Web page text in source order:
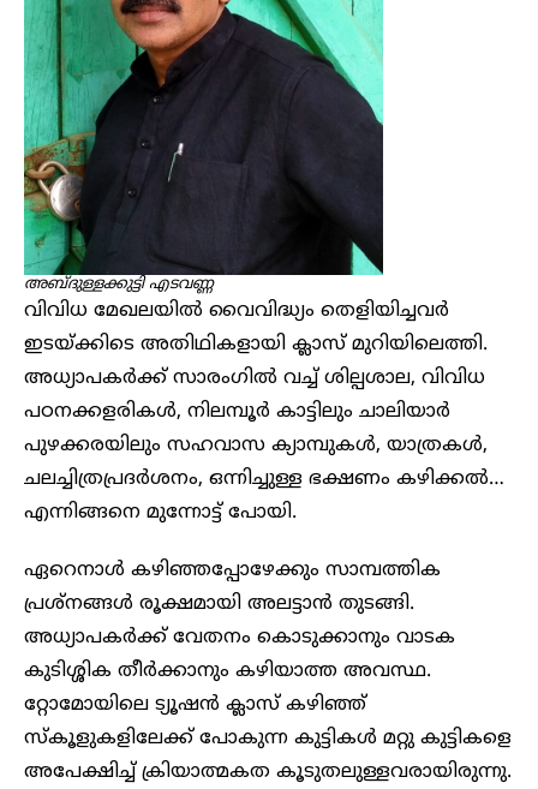
അബ്ദുള്ളക്കുട്ടി എടവണ്ണ
വിവിധ മേഖലയിൽ വൈവിദ്ധ്യം തെളിയിച്ചവർ
ഇടയ്ക്കിടെ അതിഥികളായി ക്ലാസ് മുറിയിലെത്തി.
അധ്യാപകർക്ക് സാരംഗിൽ വച്ച് ശില്പശാല, വിവിധ
പഠനക്കളരികൾ, നിലമ്പൂർ കാട്ടിലും ചാലിയാർ
പുഴക്കരയിലും സഹവാസ ക്യാമ്പുകൾ, യാത്രകൾ,
ചലച്ചിത്രപ്രദർശനം, ഒന്നിച്ചുള്ള ഭക്ഷണം കഴിക്കൽ…
എന്നിങ്ങനെ മുന്നോട്ട് പോയി.
ഏറെനാൾ കഴിഞ്ഞപ്പോഴേക്കും സാമ്പത്തിക
പ്രശ്നങ്ങൾ രൂക്ഷമായി അലട്ടാൻ തുടങ്ങി.
അധ്യാപകർക്ക് വേതനം കൊടുക്കാനും വാടക
കുടിശ്ശിക തീർക്കാനും കഴിയാത്ത അവസ്ഥ.
റ്റോമോയിലെ ട്യൂഷൻ ക്ലാസ് കഴിഞ്ഞ്
സ്കൂളുകളിലേക്ക് പോകുന്ന കുട്ടികൾ മറ്റു കുട്ടികളെ
അപേക്ഷിച്ച് ക്രിയാത്മകത കൂടുതലുള്ളവരായിരുന്നു.